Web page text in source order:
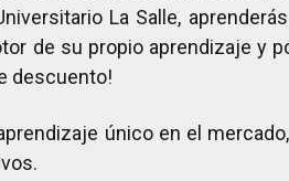
La Salle,
de su propio aprendizaje y
descuento!
único en el